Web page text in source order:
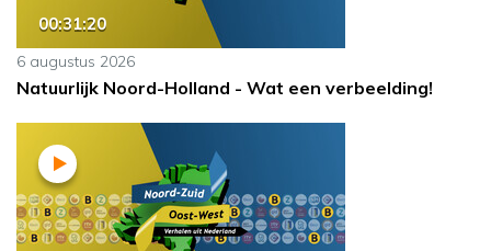
00:31:20
6 augustus 2026
Natuurlijk Noord-Holland - Wat een verbeelding!